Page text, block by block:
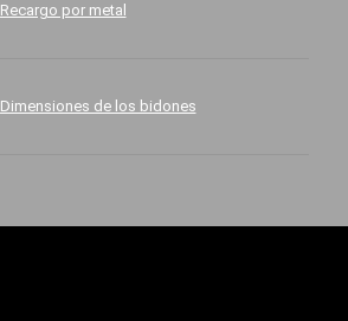
Recargo por metal
Dimensiones de los bidones